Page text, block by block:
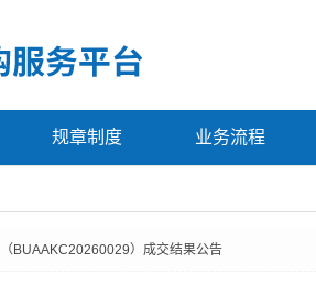
规章制度 业务流程
BUAAKC20260029）成交结果公告